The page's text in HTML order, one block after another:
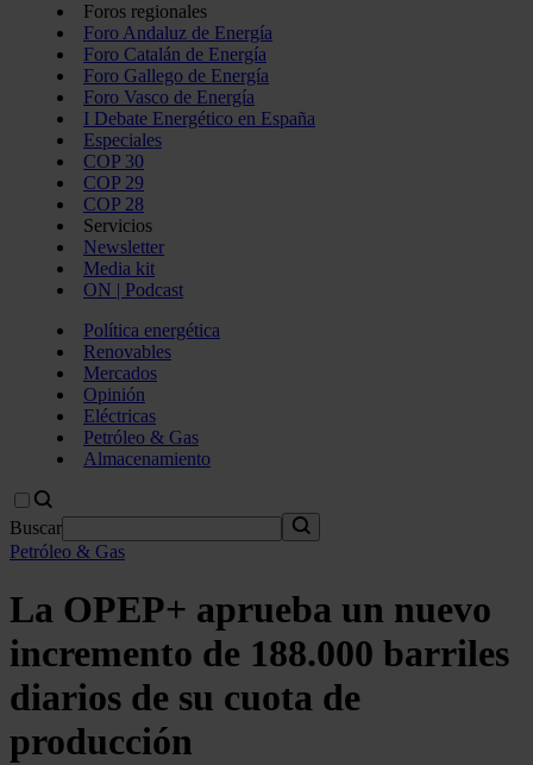
Foros regionales
Foro Andaluz de Energía
Foro Catalán de Energía
Foro Gallego de Energía
Foro Vasco de Energía
I Debate Energético en España
Especiales
COP 30
COP 29
COP 28
Servicios
Newsletter
Media kit
ON | Podcast
Política energética
Renovables
Mercados
Opinión
Eléctricas
Petróleo & Gas
Almacenamiento
Buscar
Petróleo & Gas
La OPEP+ aprueba un nuevo
incremento de 188.000 barriles
diarios de su cuota de
producción